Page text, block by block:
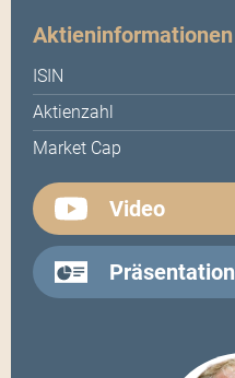
Aktieninformationen
ISIN
Aktienzahl
Market Cap
Video
Präsentation